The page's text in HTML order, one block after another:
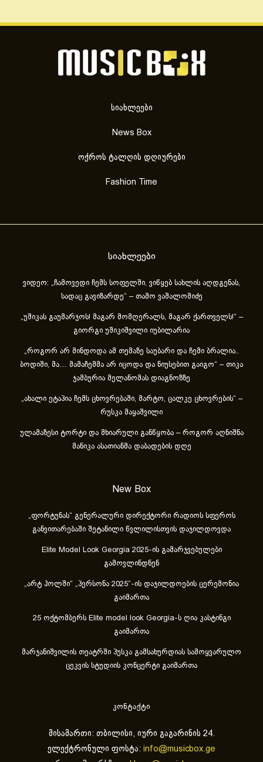
სიახლეები
News Box
ოქროს ტალღის დღიურები
Fashion Time
სიახლეები
ვიდეო: „ჩამოვედი ჩემს სოფელში, ვიწყებ სახლის აღდგენას,
სადაც გავიზარდე“ – თამო ვაშალომიძე
„უშიკას გაუმარჯოს! მაგარ მომღერალს, მაგარ ქართველს!“ –
გიორგი უშიკიშვილი იუბილარია
„როგორ არ მინდოდა ამ თემაზე საუბარი და ჩემი ბრალია..
ბოდიში, მა… მამაჩემმა არ იცოდა და ნიუსებით გაიგო“ – თიკა
ჯამბურია მელანომას დიაგნოზზე
„ახა­ლი ეტა­პია ჩემს ცხოვ­რე­ბა­ში, მარ­ტო, ცალ­კე ცხოვ­რე­ბის“ –
რუსკა მაყაშვილი
ულამაზესი ტორტი და მხიარული განწყობა – როგორ აღნიშნა
მანიკა ასათიანმა დაბადების დღე
New Box
„ფორტუნას“ გენერალური დირექტორი რადიოს სფეროს
განვითარებაში შეტანილი წვლილისთვის დაჯილდოვდა
Elite Model Look Georgia 2025-ის გამარჯვებულები
გამოვლინდნენ
„არტ ჰოლში“ „პერსონა 2025“-ის დაჯილდოების ცერემონია
გაიმართა
25 ოქტომბერს Elite model look Georgia-ს ღია კასტინგი
გაიმართა
მარჯანიშვილის თეატრში პუსკა გამსახურდიას სამოყვარულო
ცეკვის სტუდიის კონცერტი გაიმართა
კონტაქტი
მისამართი: თბილისი, იური გაგარინის 24.
ელექტრონული ფოსტა: info@musicbox.ge